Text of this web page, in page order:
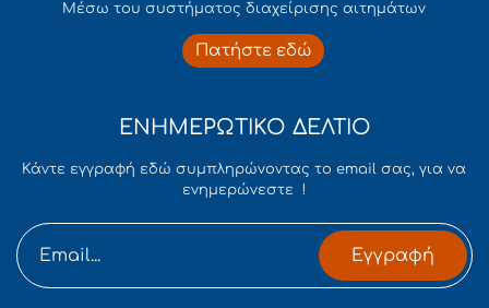
Mέσω του συστήματος διαχείρισης αιτημάτων
Πατήστε εδώ
ΕΝΗΜΕΡΩΤΙΚΟ ΔΕΛΤΙΟ
Κάντε εγγραφή εδώ συμπληρώνοντας το email σας, για να
ενημερώνεστε !
Εγγραφή